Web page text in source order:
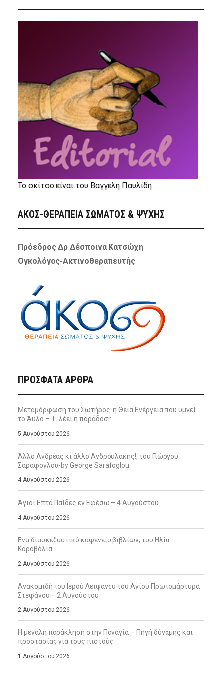
Το σκίτσο είναι του Βαγγέλη Παυλίδη
ΑΚΟΣ-ΘΕΡΑΠΕΙΑ ΣΩΜΑΤΟΣ & ΨΥΧΗΣ
Πρόεδρος Δρ Δέσποινα Κατσώχη
Ογκολόγος-Ακτινοθεραπευτής
ΠΡΌΣΦΑΤΑ ΆΡΘΡΑ
Μεταμόρφωση του Σωτήρος: η Θεία Ενέργεια που υμνεί
το Άϋλο – Τι λέει η παράδοση
5 Αυγούστου 2026
Άλλο Ανδρέας κι άλλο Ανδρουλάκης!, του Γιώργου
Σαράφογλου-by George Sarafoglou
4 Αυγούστου 2026
Άγιοι Επτά Παίδες εν Εφέσω – 4 Αυγούστου
4 Αυγούστου 2026
Ενα διασκεδαστικό καφενείο βιβλίων, του Ηλία
Καραβόλια
2 Αυγούστου 2026
Ανακομιδή του Ιερού Λειψάνου του Αγίου Πρωτομάρτυρα
Στεφάνου – 2 Αυγούστου
2 Αυγούστου 2026
Η μεγάλη παράκληση στην Παναγία – Πηγή δύναμης και
προστασίας για τους πιστούς
1 Αυγούστου 2026